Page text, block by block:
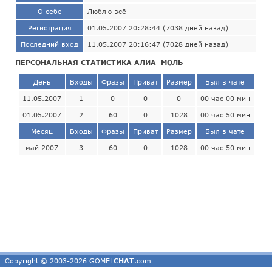
О себе Люблю всё
Регистрация 01.05.2007 20:28:44 (7038 дней назад)
Последний вход 11.05.2007 20:16:47 (7028 дней назад)
ПЕРСОНАЛЬНАЯ СТАТИСТИКА АЛИА_МОЛЬ
День Входы Фразы Приват Размер Был в чате
11.05.2007 1 0 0 0 00 час 00 мин
01.05.2007 2 60 0 1028 00 час 50 мин
Месяц Входы Фразы Приват Размер Был в чате
май 2007 3 60 0 1028 00 час 50 мин
Copyright © 2003-2026 GOMEL CHAT.com